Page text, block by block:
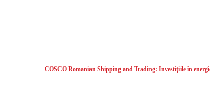
COSCO Romanian Shipping and Trading: Investiţiile în